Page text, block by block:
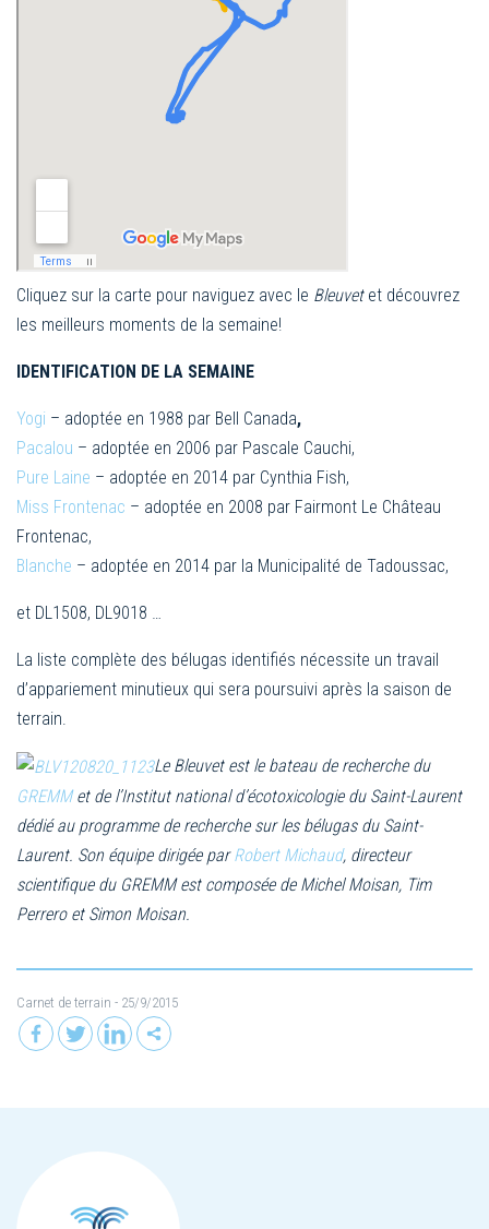
Cliquez sur la carte pour naviguez avec le Bleuvetet découvrez
les meilleurs moments de la semaine!
IDENTIFICATION DE LA SEMAINE
Yogi – adoptée en 1988 par Bell Canada,
Pacalou – adoptée en 2006 par Pascale Cauchi,
Pure Laine – adoptée en 2014 par Cynthia Fish,
Miss Frontenac – adoptée en 2008 par Fairmont Le Château
Frontenac,
Blanche – adoptée en 2014 par la Municipalité de Tadoussac,
et DL1508, DL9018 …
La liste complète des bélugas identifiés nécessite un travail
d’appariement minutieux qui sera poursuivi après la saison de
terrain.
Le Bleuvet est le bateau de recherche du
GREMM et de l’Institut national d’écotoxicologie du Saint-Laurent
dédié au programme de recherche sur les bélugas du Saint-
Laurent. Son équipe dirigée parRobert Michaud, directeur
scientifique du GREMM est composée de Michel Moisan, Tim
Perrero et Simon Moisan.
Carnet de terrain - 25/9/2015